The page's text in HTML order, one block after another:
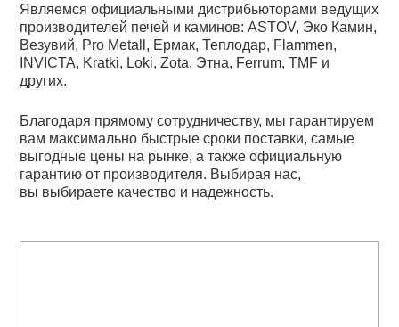
Являемся официальными дистрибьюторами ведущих
производителей печей и каминов: ASTOV, Эко Камин,
Везувий, Pro Metall, Ермак, Теплодар, Flammen,
INVICTA, Kratki, Loki, Zota, Этна, Ferrum, TMF и
других.
Благодаря прямому сотрудничеству, мы гарантируем
вам максимально быстрые сроки поставки, самые
выгодные цены на рынке, а также официальную
гарантию от производителя. Выбирая нас,
вы выбираете качество и надежность.